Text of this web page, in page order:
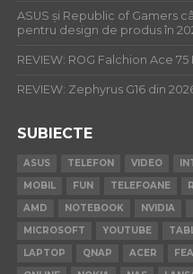
ASUS și Republic of Gamers
pentru design de produs în
REVIEW: ROG Falchion Ace
REVIEW: Zephyrus G16 din
SUBIECTE
ASUS TELEFON VIDEO
MOBIL
FUN TELEFOANE
AMD
NOTEBOOK NVIDIA
MICROSOFT
YOUTUBE
LAPTOP
QNAP ACER